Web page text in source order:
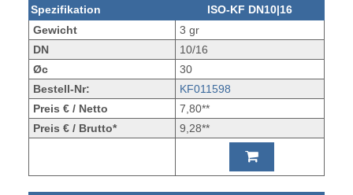
Spezifikation
ISO-KF DN10|16
Gewicht
3 gr
DN
10/16
Øc
30
Bestell-Nr:
KF011598
Preis € / Netto
7,80**
Preis € / Brutto*
9,28**